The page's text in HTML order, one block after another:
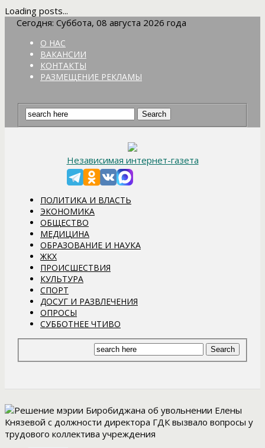
Loading posts...
Сегодня: Суббота, 08 августа 2026 года
О НАС
ВАКАНСИИ
КОНТАКТЫ
РАЗМЕЩЕНИЕ РЕКЛАМЫ
Независимая интернет-газета
ПОЛИТИКА И ВЛАСТЬ
ЭКОНОМИКА
ОБЩЕСТВО
МЕДИЦИНА
ОБРАЗОВАНИЕ И НАУКА
ЖКХ
ПРОИСШЕСТВИЯ
КУЛЬТУРА
СПОРТ
ДОСУГ И РАЗВЛЕЧЕНИЯ
ОПРОСЫ
СУББОТНЕЕ ЧТИВО